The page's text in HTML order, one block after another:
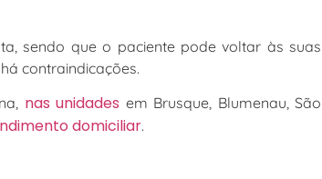
sendo que o paciente pode voltar às suas
contraindicações.
nas unidades em Brusque, Blumenau, São
domiciliar.